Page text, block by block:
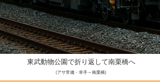
東武動物公園で折り返して南栗橋へ
(アサ常備・幸手～南栗橋)